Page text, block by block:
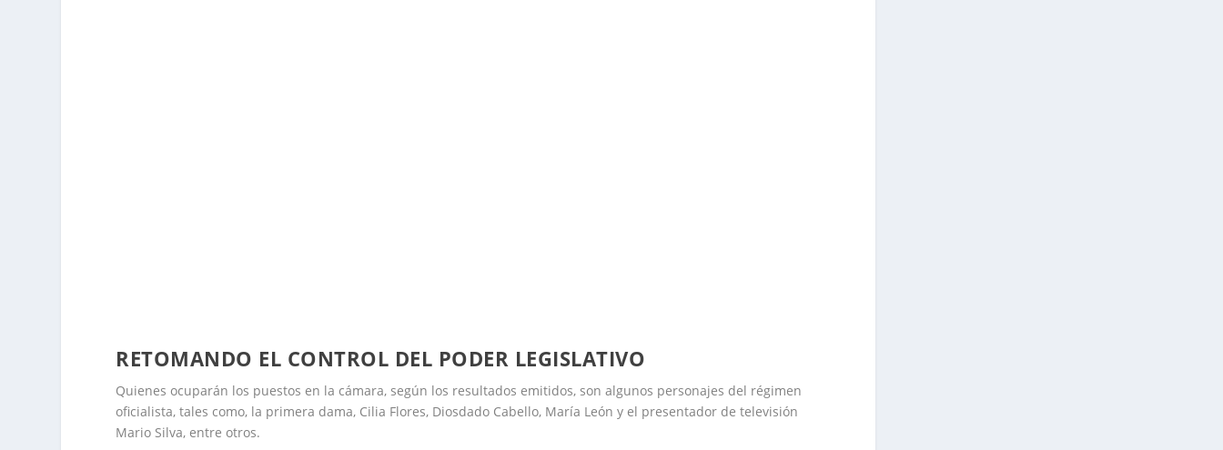
RETOMANDO EL CONTROL DEL PODER LEGISLATIVO
Quienes ocuparán los puestos en la cámara, según los resultados emitidos, son algunos personajes del régimen
oficialista, tales como, la primera dama, Cilia Flores, Diosdado Cabello, María León y el presentador de televisión
Mario Silva, entre otros.